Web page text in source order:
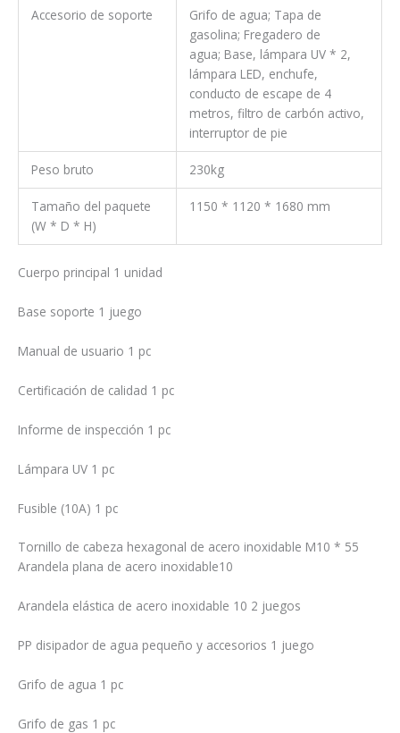
Accesorio de soporte
Grifo de agua; Tapa de
gasolina; Fregadero de
agua; Base, lámpara UV * 2,
lámpara LED, enchufe,
conducto de escape de 4
metros, filtro de carbón activo,
interruptor de pie
Peso bruto 230kg
Tamaño del paquete
(W * D * H)
1150 * 1120 * 1680 mm
Cuerpo principal 1 unidad
Base soporte 1 juego
Manual de usuario 1 pc
Certificación de calidad 1 pc
Informe de inspección 1 pc
Lámpara UV 1 pc
Fusible (10A) 1 pc
Tornillo de cabeza hexagonal de acero inoxidable M10 * 55
Arandela plana de acero inoxidable10
Arandela elástica de acero inoxidable 10 2 juegos
PP disipador de agua pequeño y accesorios 1 juego
Grifo de agua 1 pc
Grifo de gas 1 pc